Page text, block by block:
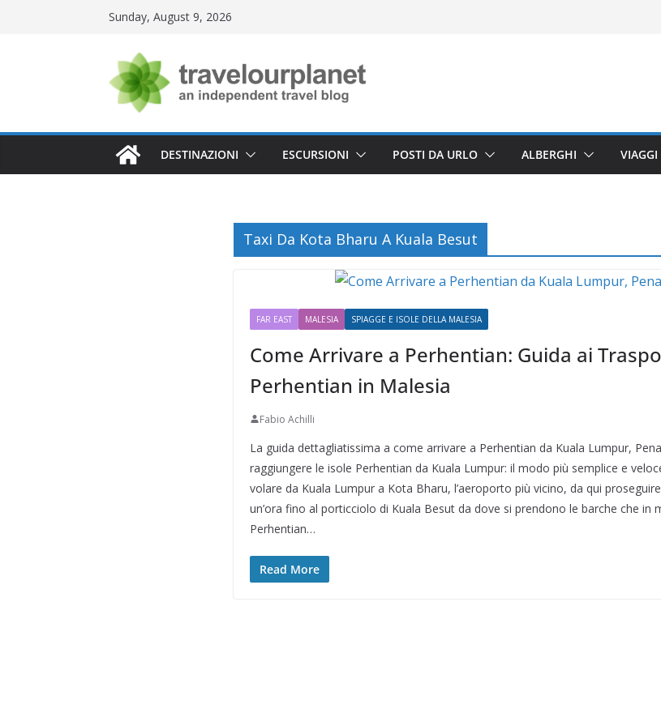
Sunday, August 9, 2026
DESTINAZIONI ESCURSIONI POSTI DA URLO ALBERGHI VIAGGI
Taxi Da Kota Bharu A Kuala Besut
FAR EAST MALESIA SPIAGGE E ISOLE DELLA MALESIA
Come Arrivare a Perhentian: Guida ai
Perhentian in Malesia
Fabio Achilli
La guida dettagliatissima a come arrivare a Perhentian da Kuala Lumpur,
raggiungere le isole Perhentian da Kuala Lumpur: il modo più semplice e
volare da Kuala Lumpur a Kota Bharu, l’aeroporto più vicino, da qui
un’ora fino al porticciolo di Kuala Besut da dove si prendono le barche che in
Perhentian…
Read More